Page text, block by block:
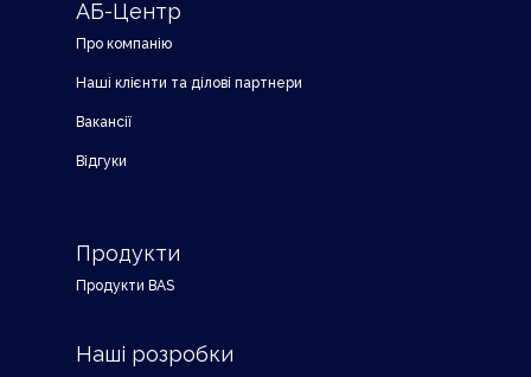
АБ-Центр
Про компанію
Наші клієнти та ділові партнери
Вакансії
Відгуки
Продукти
Продукти BAS
Наші розробки